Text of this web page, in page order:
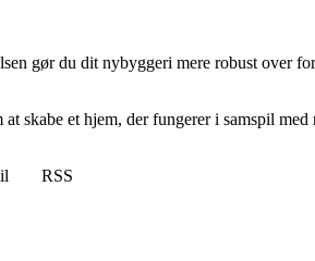
gør du dit nybyggeri mere robust over
skabe et hjem, der fungerer i samspil
RSS